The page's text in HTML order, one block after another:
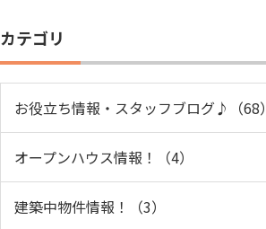
カテゴリ
お役立ち情報・スタッフブログ♪（68）
オープンハウス情報！（4）
建築中物件情報！（3）